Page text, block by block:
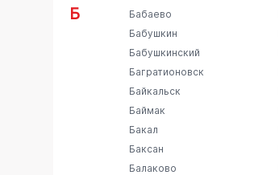
Б
Бабаево
Бабушкин
Бабушкинский
Багратионовск
Байкальск
Баймак
Бакал
Баксан
Балаково